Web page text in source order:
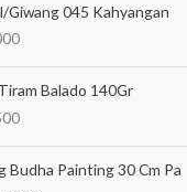
a
g
a
p
5
Giwang 045 Kahyangan
Balado 140Gr
Budha Painting 30 Cm Pa